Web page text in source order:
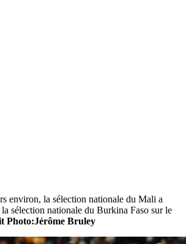
environ, la sélection nationale du Mali a
sélection nationale du Burkina Faso sur le
Photo:Jérôme Bruley